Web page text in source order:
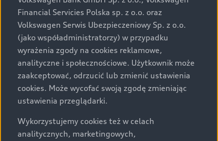
za dopłatą. Wiążące ustalenie ceny, wyposażenia i
specyfikacji pojazdu następują w umowie sprzedaży, a
określenie parametrów technicznych zawiera
świadectwo homologacji typu pojazdu. Zastrzegamy
sobie prawo do zmian i pomyłek. Wszelkie informacje
prezentowane na stronie są aktualne na dzień ich
zamieszczania. W celu uzyskania najnowszych
informacji prosimy kontaktować się z Partnerem Marki
Audi.
Wszystkie produkowane obecnie samochody marki Audi
są wykonywane z materiałów spełniających pod
Financial Servicies Polska sp. z o.o. oraz
Volkswagen Serwis Ubezpieczeniowy Sp. z o.o.
(jako współadministratorzy) w przypadku
wyrażenia zgody na cookies reklamowe,
analityczne i społecznościowe. Użytkownik może
zaakceptować, odrzucić lub zmienić ustawienia
cookies. Może wycofać swoją zgodę zmieniając
ustawienia przeglądarki.
Wykorzystujemy cookies też w celach
analitycznych, marketingowych,